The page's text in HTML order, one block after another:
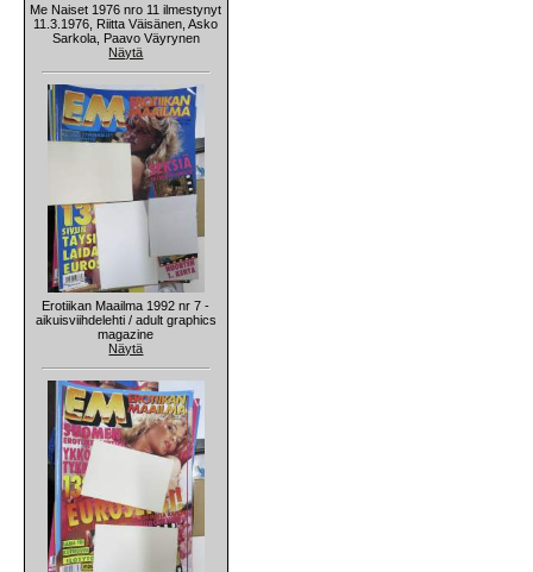
Me Naiset 1976 nro 11 ilmestynyt
11.3.1976, Riitta Väisänen, Asko
Sarkola, Paavo Väyrynen
Näytä
Erotiikan Maailma 1992 nr 7 -
aikuisviihdelehti / adult graphics
magazine
Näytä